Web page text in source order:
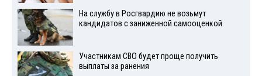
На службу в Росгвардию не возьмут
кандидатов с заниженной самооценкой
Участникам СВО будет проще получить
выплаты за ранения